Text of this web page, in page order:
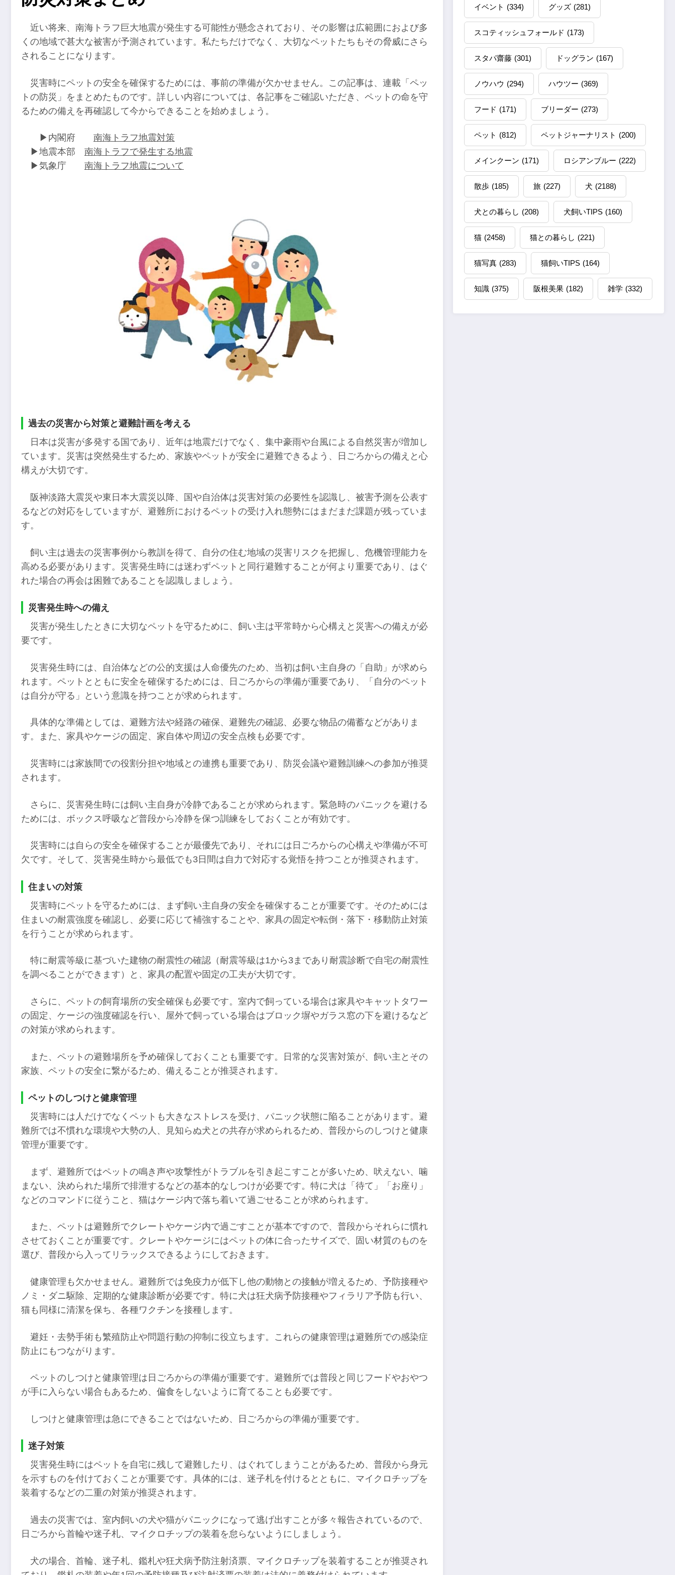
近い将来、南海トラフ巨大地震が発生する可能性が懸念されており、その影響は広範囲におよび多
くの地域で甚大な被害が予測されています。私たちだけでなく、大切なペットたちもその脅威にさら
されることになります。
災害時にペットの安全を確保するためには、事前の準備が欠かせません。この記事は、連載「ペッ
トの防災」をまとめたものです。詳しい内容については、各記事をご確認いただき、ペットの命を守
るための備えを再確認して今からできることを始めましょう。
▶内閣府 南海トラフ地震対策
▶地震本部 南海トラフで発生する地震
▶気象庁 南海トラフ地震について
過去の災害から対策と避難計画を考える
日本は災害が多発する国であり、近年は地震だけでなく、集中豪雨や台風による自然災害が増加し
ています。災害は突然発生するため、家族やペットが安全に避難できるよう、日ごろからの備えと心
構えが大切です。
阪神淡路大震災や東日本大震災以降、国や自治体は災害対策の必要性を認識し、被害予測を公表す
るなどの対応をしていますが、避難所におけるペットの受け入れ態勢にはまだまだ課題が残っていま
す。
飼い主は過去の災害事例から教訓を得て、自分の住む地域の災害リスクを把握し、危機管理能力を
高める必要があります。災害発生時には迷わずペットと同行避難することが何より重要であり、はぐ
れた場合の再会は困難であることを認識しましょう。
災害発生時への備え
災害が発生したときに大切なペットを守るために、飼い主は平常時から心構えと災害への備えが必
要です。
災害発生時には、自治体などの公的支援は人命優先のため、当初は飼い主自身の「自助」が求めら
れます。ペットとともに安全を確保するためには、日ごろからの準備が重要であり、「自分のペット
は自分が守る」という意識を持つことが求められます。
具体的な準備としては、避難方法や経路の確保、避難先の確認、必要な物品の備蓄などがありま
す。また、家具やケージの固定、家自体や周辺の安全点検も必要です。
災害時には家族間での役割分担や地域との連携も重要であり、防災会議や避難訓練への参加が推奨
されます。
さらに、災害発生時には飼い主自身が冷静であることが求められます。緊急時のパニックを避ける
ためには、ボックス呼吸など普段から冷静を保つ訓練をしておくことが有効です。
災害時には自らの安全を確保することが最優先であり、それには日ごろからの心構えや準備が不可
欠です。そして、災害発生時から最低でも3日間は自力で対応する覚悟を持つことが推奨されます。
住まいの対策
災害時にペットを守るためには、まず飼い主自身の安全を確保することが重要です。そのためには
住まいの耐震強度を確認し、必要に応じて補強することや、家具の固定や転倒・落下・移動防止対策
を行うことが求められます。
特に耐震等級に基づいた建物の耐震性の確認（耐震等級は1から3まであり耐震診断で自宅の耐震性
を調べることができます）と、家具の配置や固定の工夫が大切です。
さらに、ペットの飼育場所の安全確保も必要です。室内で飼っている場合は家具やキャットタワー
の固定、ケージの強度確認を行い、屋外で飼っている場合はブロック塀やガラス窓の下を避けるなど
の対策が求められます。
また、ペットの避難場所を予め確保しておくことも重要です。日常的な災害対策が、飼い主とその
家族、ペットの安全に繋がるため、備えることが推奨されます。
ペットのしつけと健康管理
災害時には人だけでなくペットも大きなストレスを受け、パニック状態に陥ることがあります。避
難所では不慣れな環境や大勢の人、見知らぬ犬との共存が求められるため、普段からのしつけと健康
管理が重要です。
まず、避難所ではペットの鳴き声や攻撃性がトラブルを引き起こすことが多いため、吠えない、噛
まない、決められた場所で排泄するなどの基本的なしつけが必要です。特に犬は「待て」「お座り」
などのコマンドに従うこと、猫はケージ内で落ち着いて過ごせることが求められます。
また、ペットは避難所でクレートやケージ内で過ごすことが基本ですので、普段からそれらに慣れ
させておくことが重要です。クレートやケージにはペットの体に合ったサイズで、固い材質のものを
選び、普段から入ってリラックスできるようにしておきます。
健康管理も欠かせません。避難所では免疫力が低下し他の動物との接触が増えるため、予防接種や
ノミ・ダニ駆除、定期的な健康診断が必要です。特に犬は狂犬病予防接種やフィラリア予防も行い、
猫も同様に清潔を保ち、各種ワクチンを接種します。
避妊・去勢手術も繁殖防止や問題行動の抑制に役立ちます。これらの健康管理は避難所での感染症
防止にもつながります。
ペットのしつけと健康管理は日ごろからの準備が重要です。避難所では普段と同じフードやおやつ
が手に入らない場合もあるため、偏食をしないように育てることも必要です。
しつけと健康管理は急にできることではないため、日ごろからの準備が重要です。
迷子対策
災害発生時にはペットを自宅に残して避難したり、はぐれてしまうことがあるため、普段から身元
を示すものを付けておくことが重要です。具体的には、迷子札を付けるとともに、マイクロチップを
装着するなどの二重の対策が推奨されます。
過去の災害では、室内飼いの犬や猫がパニックになって逃げ出すことが多々報告されているので、
日ごろから首輪や迷子札、マイクロチップの装着を怠らないようにしましょう。
犬の場合、首輪、迷子札、鑑札や狂犬病予防注射済票、マイクロチップを装着することが推奨され
イベント (334) グッズ (281)
スコティッシュフォールド (173)
スタパ齋藤 (301) ドッグラン (167)
ノウハウ (294) ハウツー (369)
フード (171) ブリーダー (273)
ペット (812) ペットジャーナリスト (200)
メインクーン (171) ロシアンブルー (222)
散歩 (185) 旅 (227) 犬 (2188)
犬との暮らし (208) 犬飼いTIPS (160)
猫 (2458) 猫との暮らし (221)
猫写真 (283) 猫飼いTIPS (164)
知識 (375) 阪根美果 (182) 雑学 (332)